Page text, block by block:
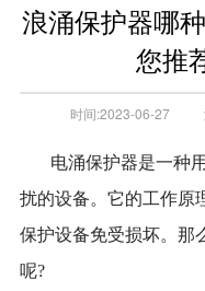
浪涌保护器哪
您推
时间:2023-06-27
电涌保护器是一种
扰的设备。它的工作原
保护设备免受损坏。那
呢?